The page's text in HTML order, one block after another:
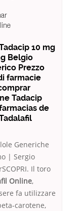
10 mg
Belgio
Prezzo
farmacie
Tadacip
de
Generiche
| Sergio
Il toro
Online,
fa utilizzare
carotene,